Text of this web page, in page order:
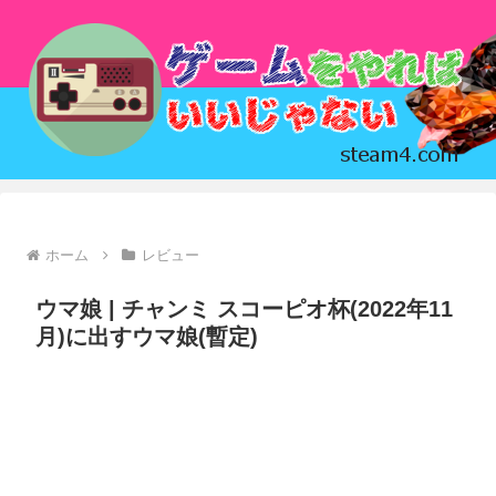
ホーム レビュー
ウマ娘 | チャンミ スコーピオ杯(2022年11
月)に出すウマ娘(暫定)